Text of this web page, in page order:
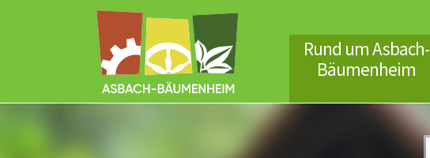
Rund um Asbach-
Bäumenheim